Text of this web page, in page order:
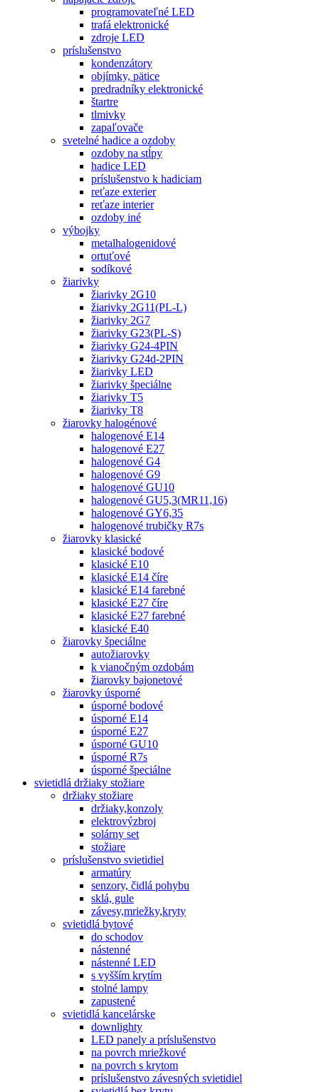
programovateľné LED
trafá elektronické
zdroje LED
príslušenstvo
kondenzátory
objímky, pätice
predradníky elektronické
štartre
tlmivky
zapaľovače
svetelné hadice a ozdoby
ozdoby na stĺpy
hadice LED
príslušenstvo k hadiciam
reťaze exterier
reťaze interier
ozdoby iné
výbojky
metalhalogenidové
ortuťové
sodíkové
žiarivky
žiarivky 2G10
žiarivky 2G11(PL-L)
žiarivky 2G7
žiarivky G23(PL-S)
žiarivky G24-4PIN
žiarivky G24d-2PIN
žiarivky LED
žiarivky špeciálne
žiarivky T5
žiarivky T8
žiarovky halogénové
halogenové E14
halogenové E27
halogenové G4
halogenové G9
halogenové GU10
halogenové GU5,3(MR11,16)
halogenové GY6,35
halogenové trubičky R7s
žiarovky klasické
klasické bodové
klasické E10
klasické E14 číre
klasické E14 farebné
klasické E27 číre
klasické E27 farebné
klasické E40
žiarovky špeciálne
autožiarovky
k vianočným ozdobám
žiarovky bajonetové
žiarovky úsporné
úsporné bodové
úsporné E14
úsporné E27
úsporné GU10
úsporné R7s
úsporné špeciálne
svietidlá držiaky stožiare
držiaky stožiare
držiaky,konzoly
elektrovýzbroj
solárny set
stožiare
príslušenstvo svietidiel
armatúry
senzory, čidlá pohybu
sklá, gule
závesy,mriežky,kryty
svietidlá bytové
do schodov
nástenné
nástenné LED
s vyšším krytím
stolné lampy
zapustené
svietidlá kancelárske
downlighty
LED panely a príslušenstvo
na povrch mriežkové
na povrch s krytom
príslušenstvo závesných svietidiel